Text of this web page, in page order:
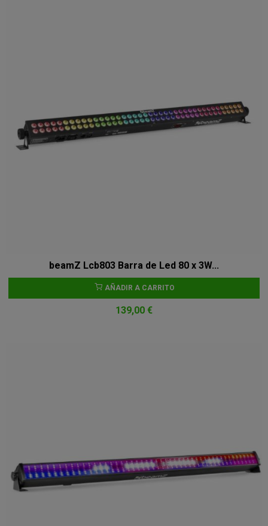
beamZ Lcb803 Barra de Led 80 x 3W...
AÑADIR A CARRITO
139,00 €